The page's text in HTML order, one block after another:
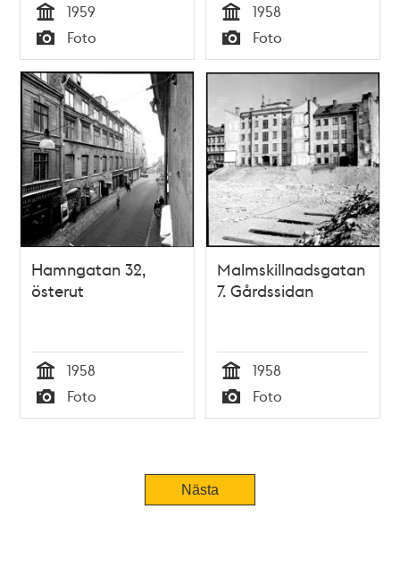
Tid
1959
Typ
Foto Tid
1958
Typ
Foto
Hamngatan 32,
österut
Tid
1958
Typ
Foto
Malmskillnadsgatan
7. Gårdssidan
Tid
1958
Typ
Foto
Nästa